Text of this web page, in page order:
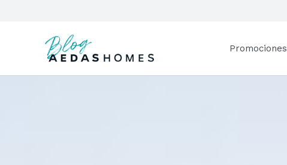
Promociones